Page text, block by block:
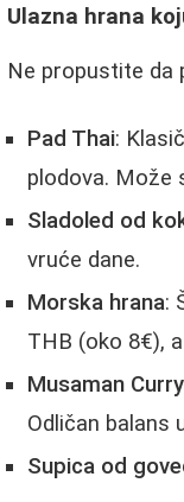
Ulazna hrana
Ne propustite da
Pad Thai:
plodova. Može
Sladoled od
vruće dane.
Morska hrana:
THB (oko 8€),
Musaman Curry
Odličan balans
Supica od